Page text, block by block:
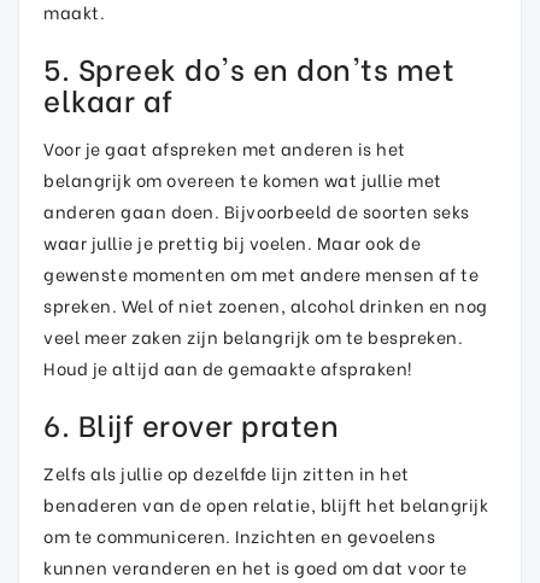
maakt.
5. Spreek do's en don'ts met
elkaar af
Voor je gaat afspreken met anderen is het
belangrijk om overeen te komen wat jullie met
anderen gaan doen. Bijvoorbeeld de soorten seks
waar jullie je prettig bij voelen. Maar ook de
gewenste momenten om met andere mensen af te
spreken. Wel of niet zoenen, alcohol drinken en nog
veel meer zaken zijn belangrijk om te bespreken.
Houd je altijd aan de gemaakte afspraken!
6. Blijf erover praten
Zelfs als jullie op dezelfde lijn zitten in het
benaderen van de open relatie, blijft het belangrijk
om te communiceren. Inzichten en gevoelens
kunnen veranderen en het is goed om dat voor te